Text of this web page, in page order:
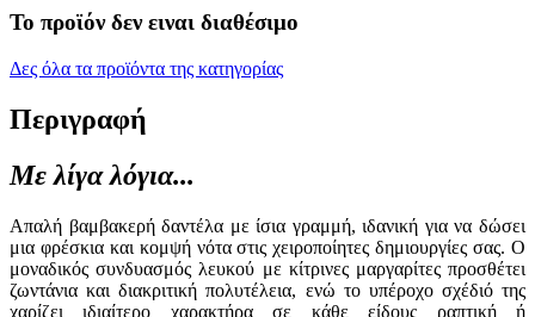
Το προϊόν δεν ειναι διαθέσιμο
Δες όλα τα προϊόντα της κατηγορίας
Περιγραφή
Με λίγα λόγια...
Απαλή βαμβακερή δαντέλα με ίσια γραμμή, ιδανική για να δώσει
μια φρέσκια και κομψή νότα στις χειροποίητες δημιουργίες σας. Ο
μοναδικός συνδυασμός λευκού με κίτρινες μαργαρίτες προσθέτει
ζωντάνια και διακριτική πολυτέλεια, ενώ το υπέροχο σχέδιό της
χαρίζει ιδιαίτερο χαρακτήρα σε κάθε είδους ραπτική ή